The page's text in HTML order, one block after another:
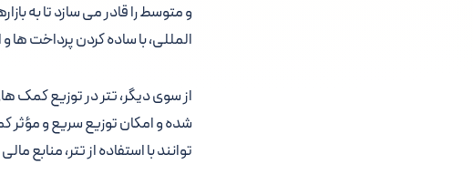
و متوسط را قادر می سازد تا به
المللی، با ساده کردن پرداخت
از سوی دیگر، تتر در توزیع
شده و امکان توزیع سریع و مؤثر
توانند با استفاده از تتر، منابع